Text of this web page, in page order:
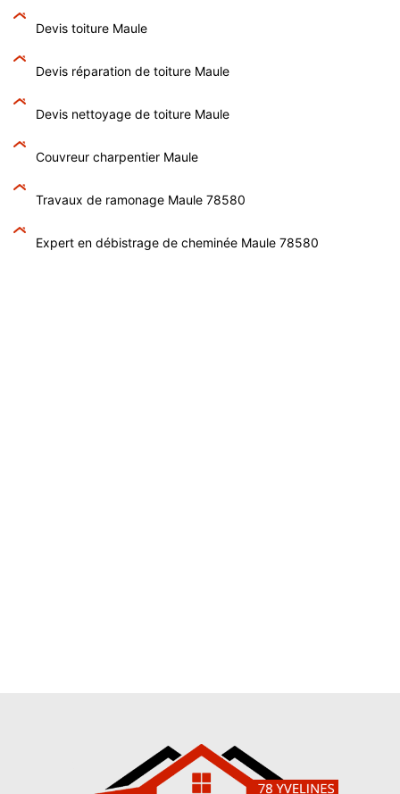
Devis toiture Maule
Devis réparation de toiture Maule
Devis nettoyage de toiture Maule
Couvreur charpentier Maule
Travaux de ramonage Maule 78580
Expert en débistrage de cheminée Maule 78580